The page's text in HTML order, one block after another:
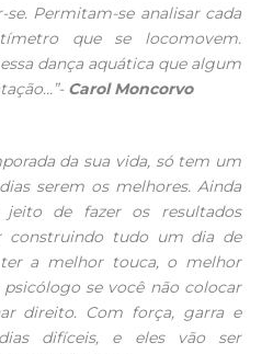
se. Permitam-se analisar cada
que se locomovem.
dança aquática que algum
Carol Moncorvo
da sua vida, só tem um
serem os melhores. Ainda
de fazer os resultados
construindo tudo um dia de
a melhor touca, o melhor
se você não colocar
direito. Com força, garra e
difíceis, e eles vão ser